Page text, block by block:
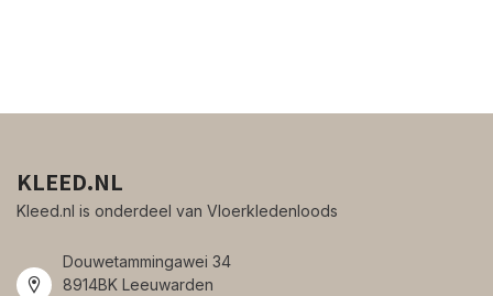
KLEED.NL
Kleed.nl is onderdeel van Vloerkledenloods
Douwetammingawei 34
8914BK Leeuwarden